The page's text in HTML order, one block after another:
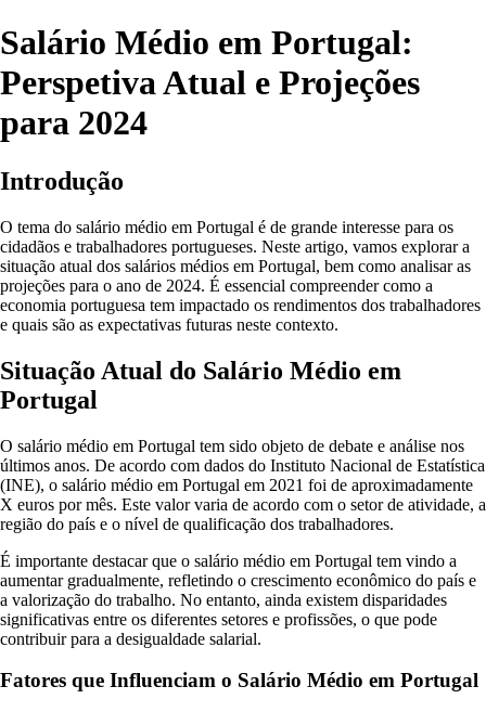
Salário Médio em Portugal:
Perspetiva Atual e Projeções
para 2024
Introdução
O tema do salário médio em Portugal é de grande interesse para os
cidadãos e trabalhadores portugueses. Neste artigo, vamos explorar a
situação atual dos salários médios em Portugal, bem como analisar as
projeções para o ano de 2024. É essencial compreender como a
economia portuguesa tem impactado os rendimentos dos trabalhadores
e quais são as expectativas futuras neste contexto.
Situação Atual do Salário Médio em
Portugal
O salário médio em Portugal tem sido objeto de debate e análise nos
últimos anos. De acordo com dados do Instituto Nacional de Estatística
(INE), o salário médio em Portugal em 2021 foi de aproximadamente
X euros por mês. Este valor varia de acordo com o setor de atividade, a
região do país e o nível de qualificação dos trabalhadores.
É importante destacar que o salário médio em Portugal tem vindo a
aumentar gradualmente, refletindo o crescimento econômico do país e
a valorização do trabalho. No entanto, ainda existem disparidades
significativas entre os diferentes setores e profissões, o que pode
contribuir para a desigualdade salarial.
Fatores que Influenciam o Salário Médio em Portugal